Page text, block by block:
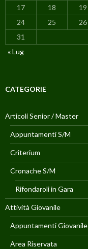
17
18 19
24
25 26
31
« Lug
CATEGORIE
Articoli Senior / Master
Appuntamenti S/M
Criterium
Cronache S/M
Rifondaroli in Gara
Attività Giovanile
Appuntamenti Giovanile
Area Riservata